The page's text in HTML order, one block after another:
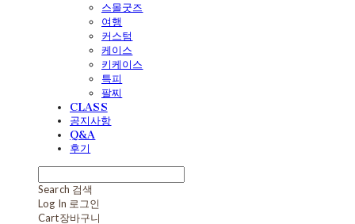
스몰굿즈
여행
커스텀
케이스
키케이스
특피
팔찌
CLASS
공지사항
Q&A
후기
Search 검색
Log In 로그인
Cart장바구니